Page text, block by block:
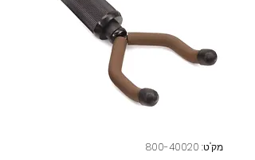
מק"ט: 800-40020